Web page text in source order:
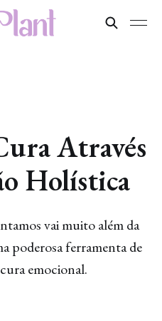
Através
Holística
vai muito além da
poderosa ferramenta de
emocional.